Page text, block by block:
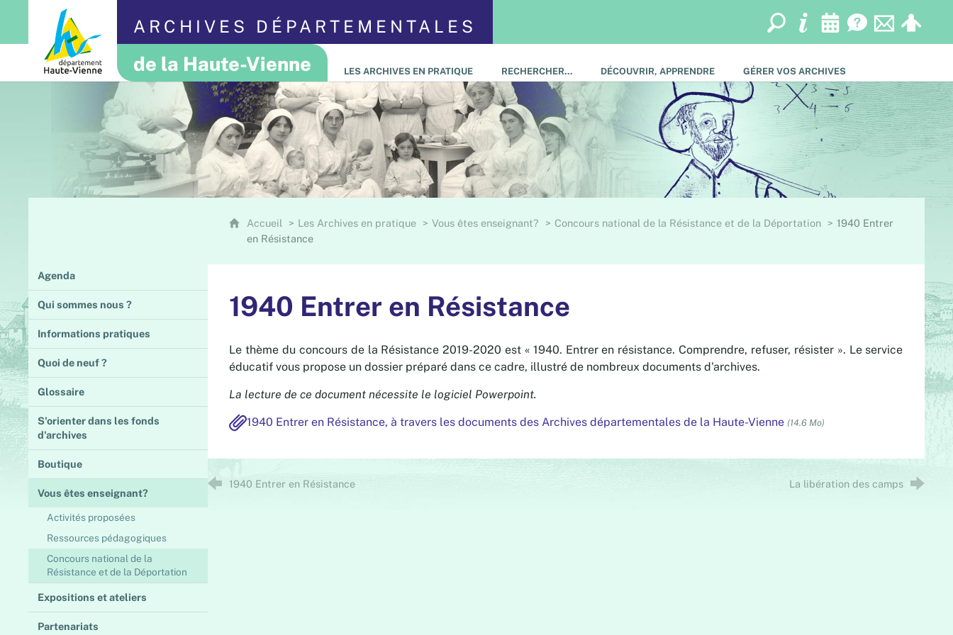
ARCHIVES DÉPARTEMENTALES
de la Haute-Vienne LES ARCHIVES EN PRATIQUE RECHERCHER… DÉCOUVRIR, APPRENDRE GÉRER VOS ARCHIVES
Agenda
Qui sommes nous ?
Informations pratiques
Quoi de neuf ?
Glossaire
S'orienter dans les fonds
d'archives
Boutique
Vous êtes enseignant?
Activités proposées
Ressources pédagogiques
Concours national de la
Résistance et de la Déportation
Expositions et ateliers
Partenariats
Accueil Les Archives en pratique Vous êtes enseignant? Concours national de la Résistance et de la Déportation
1940 Entrer
en Résistance
1940 Entrer en Résistance
Le thème du concours de la Résistance 2019-2020 est « 1940. Entrer en résistance. Comprendre, refuser, résister ». Le service
éducatif vous propose un dossier préparé dans ce cadre, illustré de nombreux documents d'archives.
La lecture de ce document nécessite le logiciel Powerpoint.
1940 Entrer en Résistance, à travers les documents des Archives départementales de la Haute-Vienne (14.6 Mo)
1940 Entrer en Résistance La libération des camps